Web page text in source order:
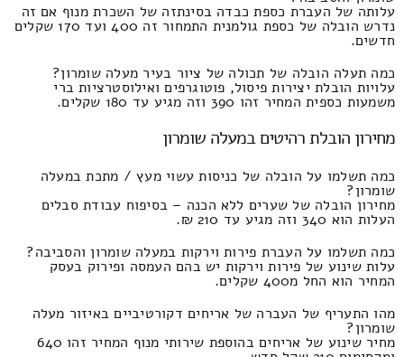
עלותה של העברת כספת כבדה בסינתזה של השכרת מנוף אם זה
נדרש הובלה של כספת גולמנית התמחור זה 400 ועד 170 שקלים
חדשים.
כמה תעלה הובלה של תכולה של ציור בעיר מעלה שומרון?
עלויות הובלת יצירות פיסול, פוטוגרפים ואילוסטרציות ברי
משמעות כספית המחיר זהו 390 וזה מגיע עד 180 שקלים.
מחירון הובלת רהיטים במעלה שומרון
כמה תשלמו על הובלה של כניסות עשוי מעץ / מתכת במעלה
שומרון?
מחירון הובלה של שערים ללא הכנה – בסיפוח עבודת סבלים
העלות הוא 340 וזה מגיע עד 210 ₪.
כמה תשלמו על העברת פירות וירקות במעלה שומרון והסביבה?
עלות שינוע של פירות וירקות יש בהם העמסה ופירוק בעסק
המחיר הוא החל מ400 שקלים.
מהו התעריף של העברה של אריחים דקורטיביים באיזור מעלה
שומרון?
מחיר שינוע של אריחים בהוספת שירותי מנוף המחיר זהו 640